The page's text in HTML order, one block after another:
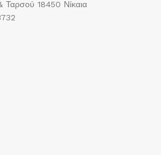
Ταρσού 18450 Νίκαια